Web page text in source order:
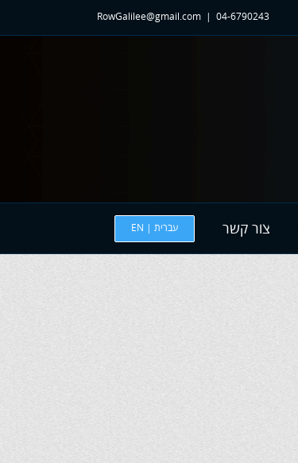
04-6790243
RowGalilee@gmail.com
צור קשר עברית | EN